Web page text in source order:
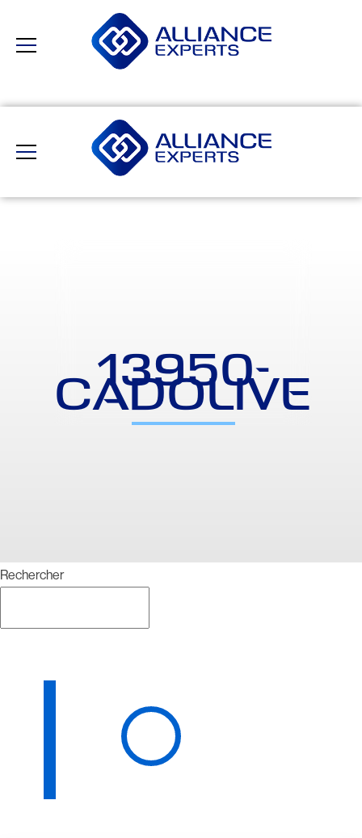
13950-
CADOLIVE
Rechercher